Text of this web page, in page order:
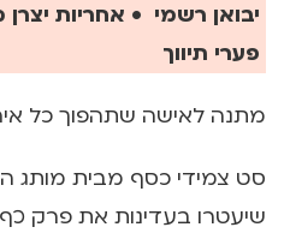
יבואן רשמי • אחריות
פערי תיווך
מתנה לאישה שתהפוך כל
שיעטרו בעדינות את פרק כף